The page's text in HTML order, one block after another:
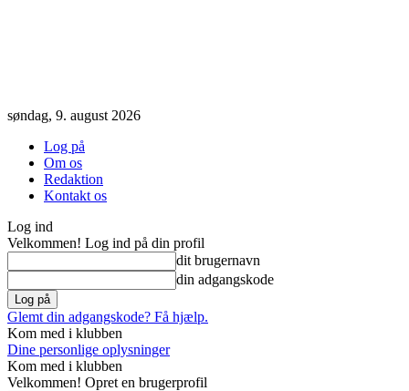
søndag, 9. august 2026
Log på
Om os
Redaktion
Kontakt os
Log ind
Velkommen! Log ind på din profil
dit brugernavn
din adgangskode
Glemt din adgangskode? Få hjælp.
Kom med i klubben
Dine personlige oplysninger
Kom med i klubben
Velkommen! Opret en brugerprofil